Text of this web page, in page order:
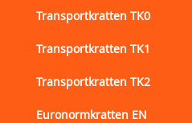
Transportkratten TK0
Transportkratten TK1
Transportkratten TK2
Euronormkratten EN